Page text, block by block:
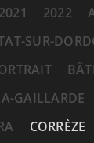
2021 2022
SUR-
GAILLARDE
CORRÈZE